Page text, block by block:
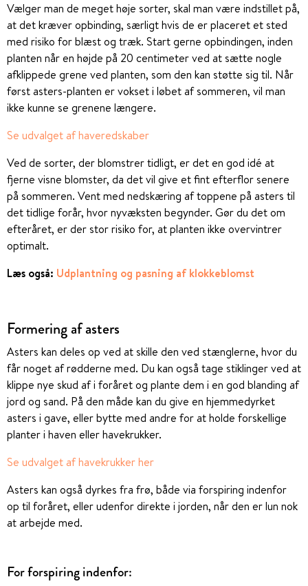
Vælger man de meget høje sorter, skal man være indstillet på,
at det kræver opbinding, særligt hvis de er placeret et sted
med risiko for blæst og træk. Start gerne opbindingen, inden
planten når en højde på 20 centimeter ved at sætte nogle
afklippede grene ved planten, som den kan støtte sig til. Når
først asters-planten er vokset i løbet af sommeren, vil man
ikke kunne se grenene længere.
Se udvalget af haveredskaber
Ved de sorter, der blomstrer tidligt, er det en god idé at
fjerne visne blomster, da det vil give et fint efterflor senere
på sommeren. Vent med nedskæring af toppene på asters til
det tidlige forår, hvor nyvæksten begynder. Gør du det om
efteråret, er der stor risiko for, at planten ikke overvintrer
optimalt.
Læs også: Udplantning og pasning af klokkeblomst
Formering af asters
Asters kan deles op ved at skille den ved stænglerne, hvor du
får noget af rødderne med. Du kan også tage stiklinger ved at
klippe nye skud af i foråret og plante dem i en god blanding af
jord og sand. På den måde kan du give en hjemmedyrket
asters i gave, eller bytte med andre for at holde forskellige
planter i haven eller havekrukker.
Se udvalget af havekrukker her
Asters kan også dyrkes fra frø, både via forspiring indenfor
op til foråret, eller udenfor direkte i jorden, når den er lun nok
at arbejde med.
For forspiring indenfor: